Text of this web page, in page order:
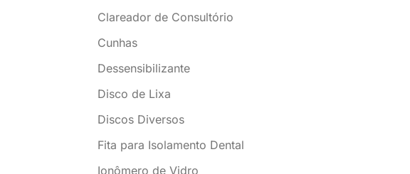
Clareador de Consultório
Cunhas
Dessensibilizante
Disco de Lixa
Discos Diversos
Fita para Isolamento Dental
Ionômero de Vidro